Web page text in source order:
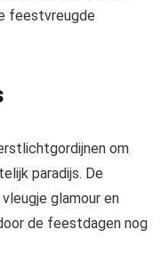
feestvreugde
om
paradijs. De
glamour en
de feestdagen nog